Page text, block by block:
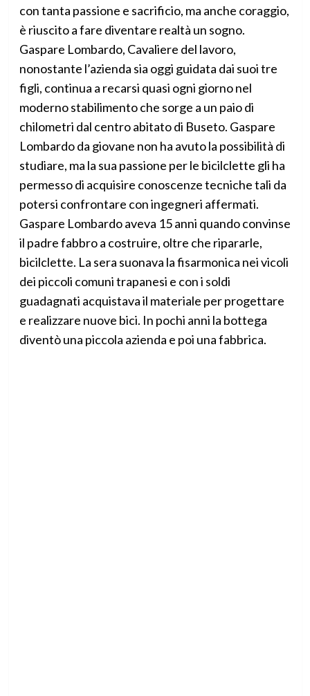
con tanta passione e sacrificio, ma anche coraggio,
è riuscito a fare diventare realtà un sogno.
Gaspare Lombardo, Cavaliere del lavoro,
nonostante l’azienda sia oggi guidata dai suoi tre
figli, continua a recarsi quasi ogni giorno nel
moderno stabilimento che sorge a un paio di
chilometri dal centro abitato di Buseto. Gaspare
Lombardo da giovane non ha avuto la possibilità di
studiare, ma la sua passione per le bicilclette gli ha
permesso di acquisire conoscenze tecniche tali da
potersi confrontare con ingegneri affermati.
Gaspare Lombardo aveva 15 anni quando convinse
il padre fabbro a costruire, oltre che ripararle,
bicilclette. La sera suonava la fisarmonica nei vicoli
dei piccoli comuni trapanesi e con i soldi
guadagnati acquistava il materiale per progettare
e realizzare nuove bici. In pochi anni la bottega
diventò una piccola azienda e poi una fabbrica.